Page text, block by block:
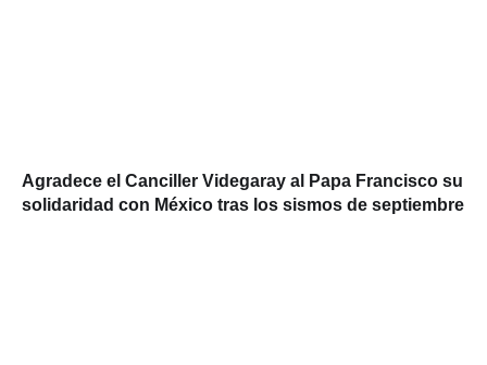
Agradece el Canciller Videgaray al Papa Francisco su
solidaridad con México tras los sismos de septiembre